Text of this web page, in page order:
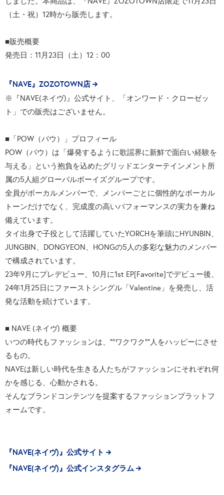
（土・祝）12時から販売します。
■販売概要
発売日：11月23日（土）12：00
『NAVE』ZOZOTOWN店
※『NAVE(ネイヴ)』公式サイト、「オンワード・クローゼッ
ト」での販売はございません。
■「POW（パウ）」プロフィール
POW（パウ）は「爆発するように歌謡界に新鮮で面白い経験を
与える」という抱負を込めたグリッドエンターテインメント所
属の5人組グローバルボーイズグループです。
全員がボーカルメンバーで、メンバーごとに個性的なボーカル
トーンだけでなく、完成度の高いパフォーマンスの実力を兼ね
備えています。
タイ出身で子役として活躍していたYORCHを筆頭にHYUNBIN、
JUNGBIN、DONGYEON、HONGの5人の多彩な魅力のメンバー
で構成されています。
23年9月にプレデビュー、10月に1st EP[Favorite]でデビュー後、
24年1月25日にファーストシングル「Valentine」を発売し、活
発な活動を続けています。
■ NAVE (ネイヴ) 概要
いつの時代もファッションは、""ワクワク""人をハッピーにさせ
るもの。
NAVEは新しい時代を生きる人たちがファッションにそれぞれ何
かを感じる、心動かされる。
そんなブランドコンテンツを提案するファッションプラットフ
ォームです。
『NAVE(ネイヴ)』公式サイト
『NAVE(ネイヴ)』公式インスタグラム